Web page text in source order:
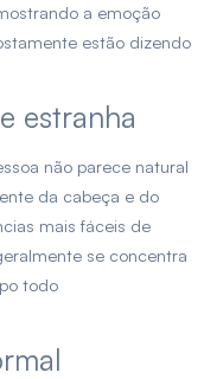
a emoção
estão dizendo
estranha
não parece natural
da cabeça e do
mais fáceis de
se concentra
todo